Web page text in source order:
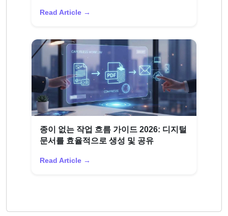
Read Article →
종이 없는 작업 흐름 가이드 2026: 디지털
문서를 효율적으로 생성 및 공유
Read Article →